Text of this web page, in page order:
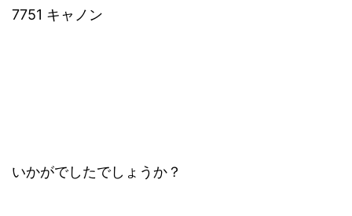
7751 キャノン
いかがでしたでしょうか？